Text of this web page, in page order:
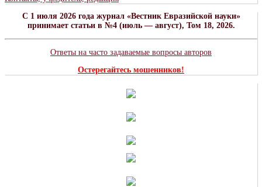
C 1 июля 2026 года журнал «Вестник Евразийской науки»
принимает статьи в №4 (июль — август), Том 18, 2026.
Ответы на часто задаваемые вопросы авторов
Остерегайтесь мошенников!